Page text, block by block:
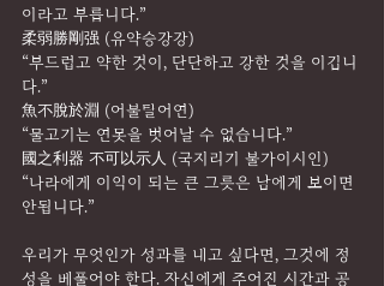
이라고 부릅니다.”
柔弱勝剛强 (유약승강강)
“부드럽고 약한 것이, 단단하고 강한 것을 이깁니
다.”
魚不脫於淵 (어불탈어연)
“물고기는 연못을 벗어날 수 없습니다.”
國之利器 不可以示人 (국지리기 불가이시인)
“나라에게 이익이 되는 큰 그릇은 남에게 보이면
안됩니다.”
우리가 무엇인가 성과를 내고 싶다면, 그것에 정
성을 베풀어야 한다. 자신에게 주어진 시간과 공